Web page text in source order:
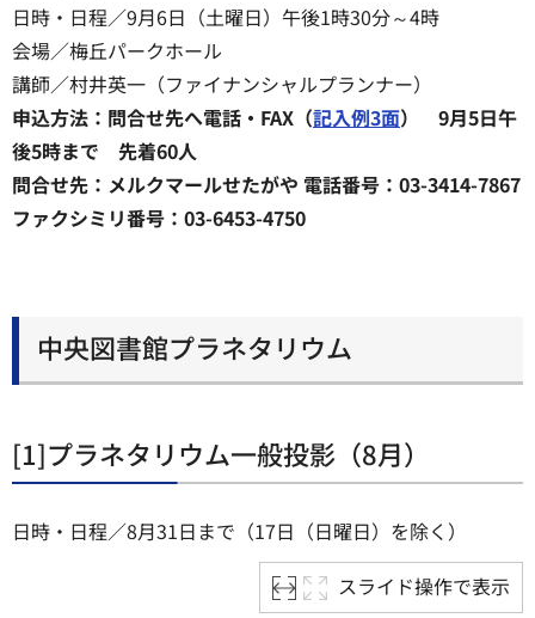
日時・日程／9月6日（土曜日）午後1時30分～4時
会場／梅丘パークホール
講師／村井英一（ファイナンシャルプランナー）
申込方法：問合せ先へ電話・FAX（記入例3面） 9月5日午
後5時まで 先着60人
問合せ先：メルクマールせたがや 電話番号：03-3414-7867
ファクシミリ番号：03-6453-4750
中央図書館プラネタリウム
[1]プラネタリウム一般投影（8月）
日時・日程／8月31日まで（17日（日曜日）を除く）
スライド操作で表示